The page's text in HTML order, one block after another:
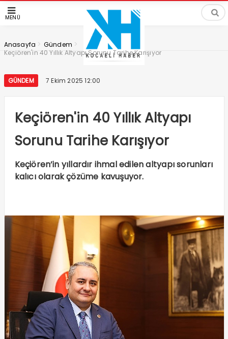
MENÜ
Anasayfa > Gündem >
Keçiören'in 40 Yıllık Altyapı Sorunu Tarihe Karışıyor
GÜNDEM 7 Ekim 2025 12:00
Keçiören'in 40 Yıllık Altyapı
Sorunu Tarihe Karışıyor
Keçiören’in yıllardır ihmal edilen altyapı sorunları
kalıcı olarak çözüme kavuşuyor.